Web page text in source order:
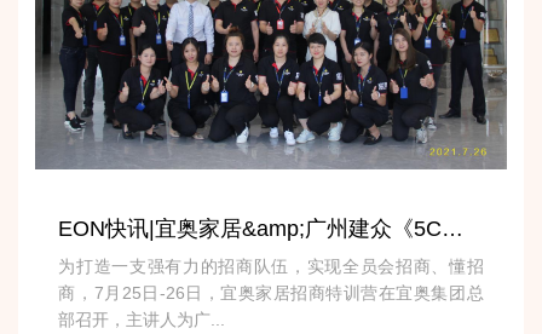
EON快讯|宜奥家居&amp;广州建众《5C招商秘籍》特训营
为打造一支强有力的招商队伍，实现全员会招商、懂招
商，7月25日-26日，宜奥家居招商特训营在宜奥集团总
部召开，主讲人为广...